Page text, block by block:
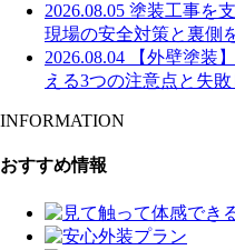
2026.08.05 塗装工事を
現場の安全対策と裏側
2026.08.04
【外壁塗装
える3つの注意点と失
INFORMATION
おすすめ情報